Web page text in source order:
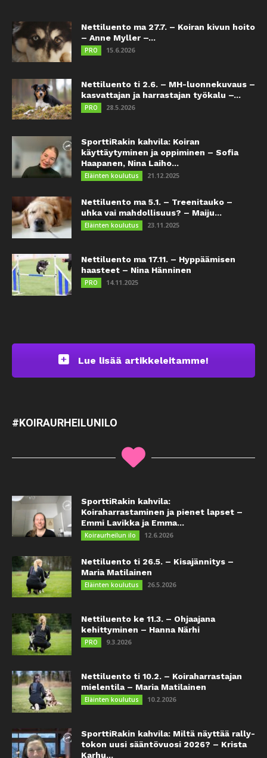
Nettiluento ma 27.7. – Koiran kivun hoito
– Anne Myller –...
PRO 15.6.2026
Nettiluento ti 2.6. – MH-luonnekuvaus –
kasvattajan ja harrastajan työkalu –...
PRO 28.5.2026
SporttiRakin kahvila: Koiran
käyttäytyminen ja oppiminen – Sofia
Haapanen, Nina Laiho...
Eläinten koulutus 21.12.2025
Nettiluento ma 5.1. – Treenitauko –
uhka vai mahdollisuus? – Maiju...
Eläinten koulutus 23.11.2025
Nettiluento ma 17.11. – Hyppäämisen
haasteet – Nina Hänninen
PRO 14.11.2025
Lue lisää artikkeleitamme!
#KOIRAURHEILUNILO
SporttiRakin kahvila:
Koiraharrastaminen ja pienet lapset –
Emmi Lavikka ja Emma...
Koiraurheilun ilo 12.6.2026
Nettiluento ti 26.5. – Kisajännitys –
Maria Matilainen
Eläinten koulutus 26.5.2026
Nettiluento ke 11.3. – Ohjaajana
kehittyminen – Hanna Närhi
PRO 9.3.2026
Nettiluento ti 10.2. – Koiraharrastajan
mielentila – Maria Matilainen
Eläinten koulutus 10.2.2026
SporttiRakin kahvila: Miltä näyttää rally-
tokon uusi sääntövuosi 2026? – Krista
Karhu...